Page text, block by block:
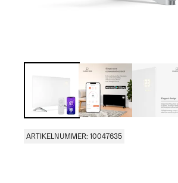
ARTIKELNUMMER: 10047635